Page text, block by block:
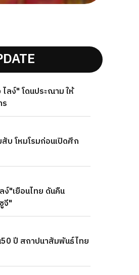
ลง์" โดนประณาม ให้
บ โหมโรมก่อนเปิดศึก
"เยือนไทย ดันคืน
จี"
ปี สถาปนาสัมพันธ์ไทย